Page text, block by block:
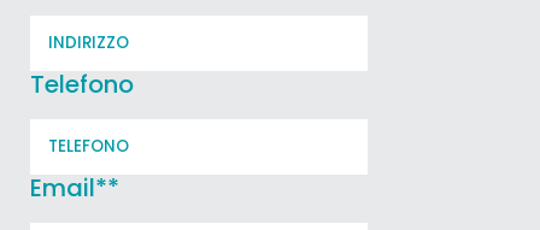
Telefono
Email**